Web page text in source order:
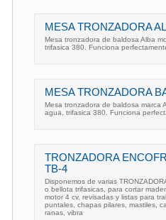
MESA TRONZADORA
Mesa tronzadora de baldosa Alba
trifasica 380. Funciona
MESA TRONZADORA
Mesa tronzadora de baldosa marca
agua, trifasica 380. Funciona
TRONZADORA
TB-4
Disponemos de varias
o bellota trifasicas, para cortar
motor 4 cv, revisadas y listas para
puntales, chapas pilares, mastiles,
ranas, vibra